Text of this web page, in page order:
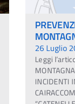
26 Luglio
Leggi
INCIDENTI